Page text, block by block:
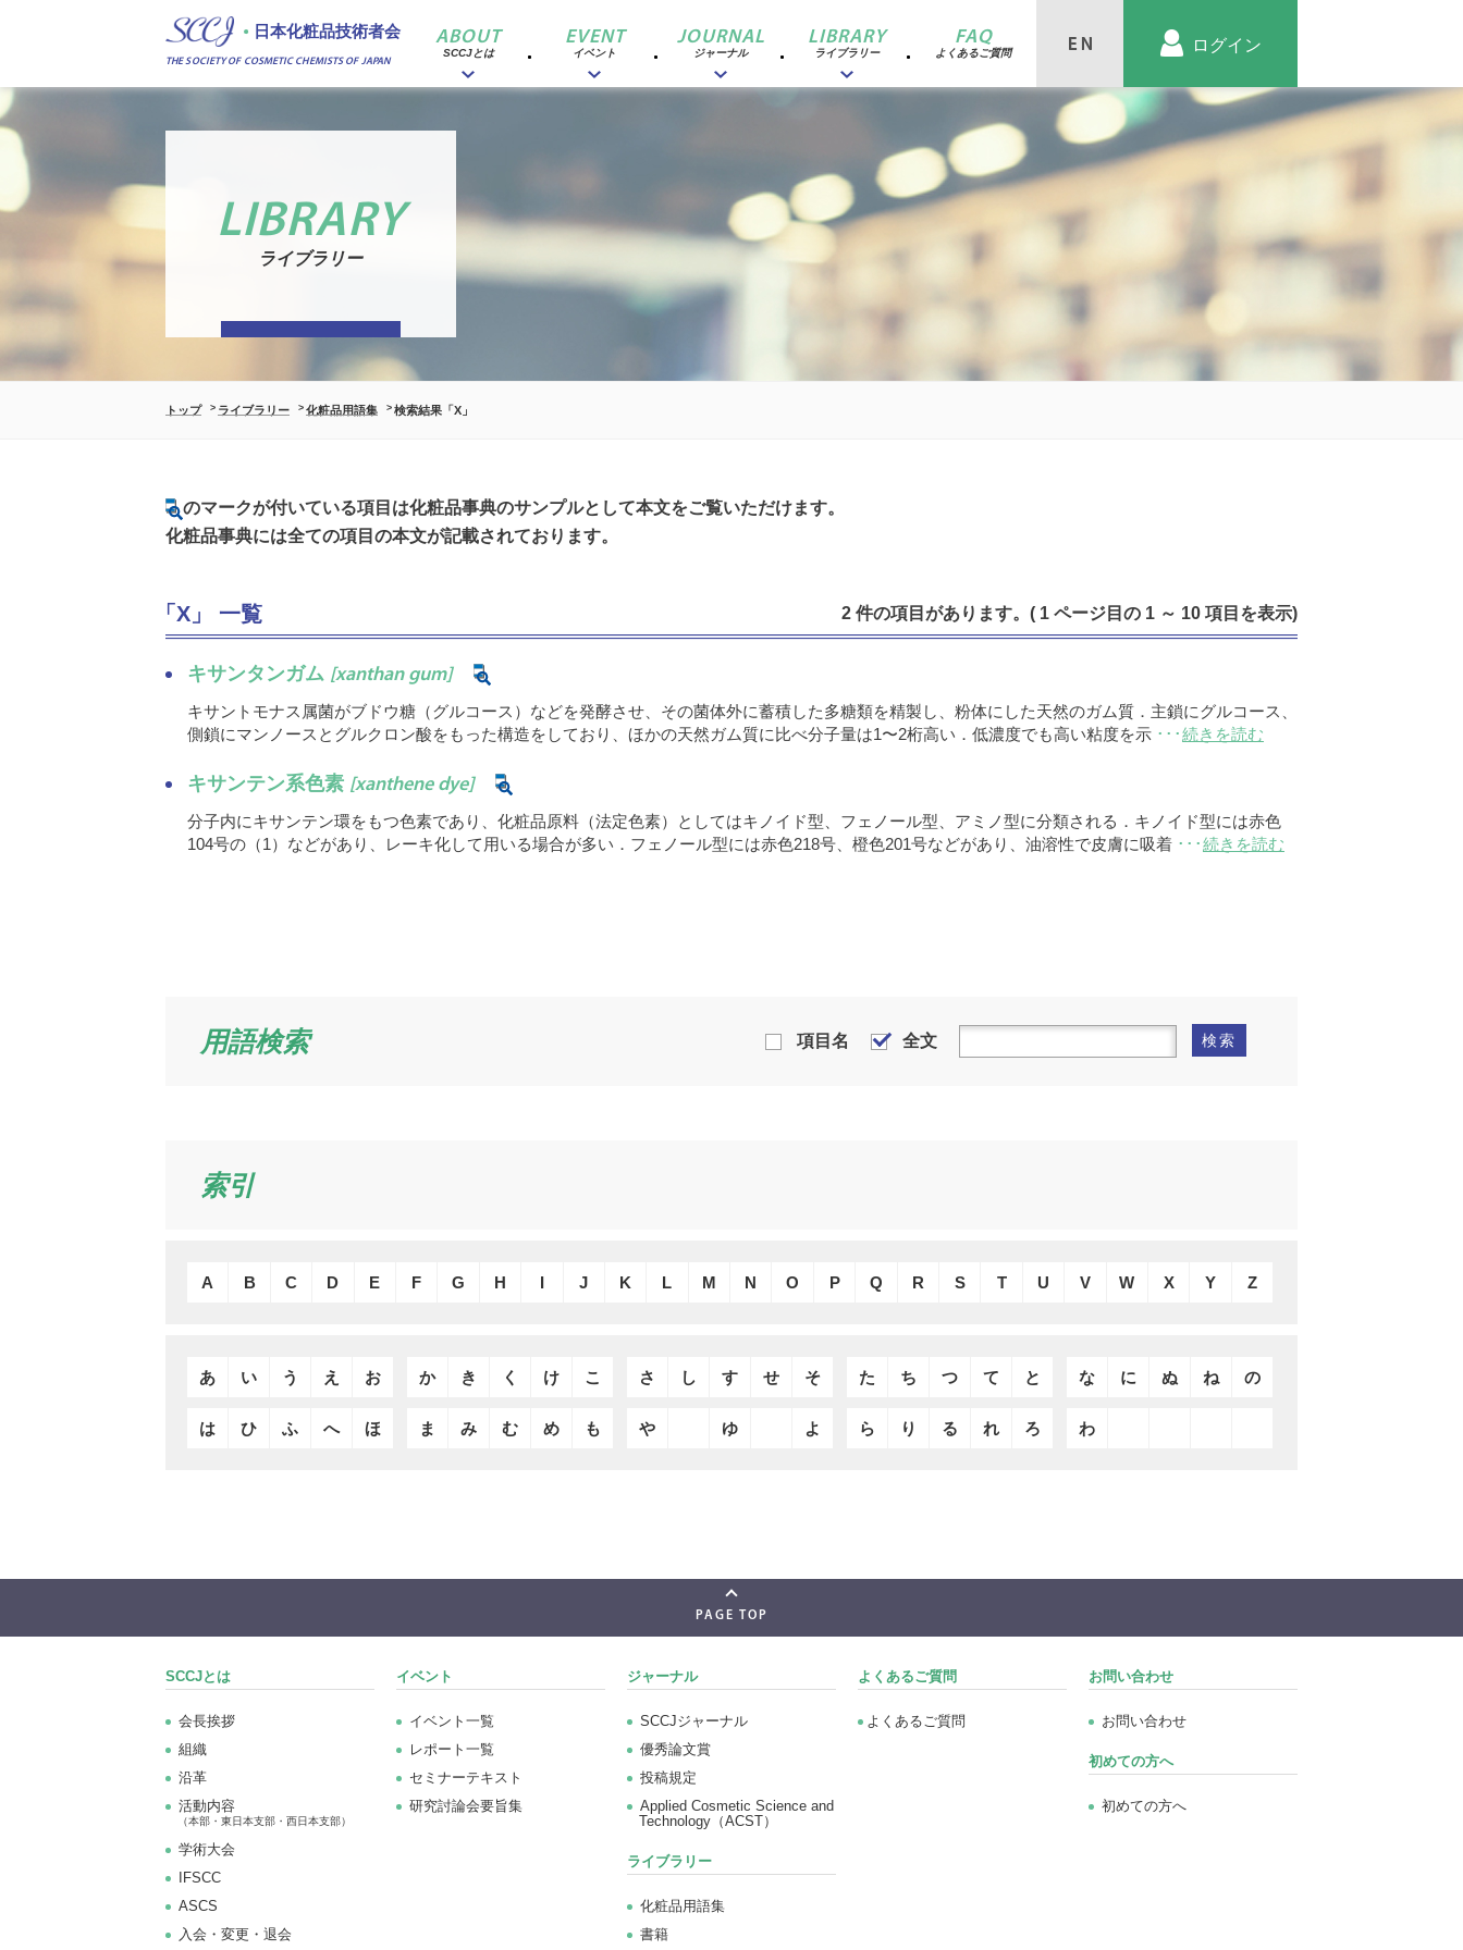
日本化粧品技術者会
THE SOCIETY OF COSMETIC CHEMISTS OF JAPAN
ログイン
ABOUT
SCCJとは
EVENT
イベント
JOURNAL
ジャーナル
LIBRARY
ライブラリー
FAQ
よくあるご質問
LIBRARY
ライブラリー
トップ ライブラリー 化粧品用語集 検索結果「X」
のマークが付いている項目は化粧品事典のサンプルとして本文をご覧いただけます。
化粧品事典には全ての項目の本文が記載されております。
「X」 一覧 2 件の項目があります。( 1 ページ目の 1 ～ 10 項目を表示)
キサンタンガム [xanthan gum]
キサントモナス属菌がブドウ糖（グルコース）などを発酵させ、その菌体外に蓄積した多糖類を精製し、粉体にした天然のガム質．主鎖にグルコース、
側鎖にマンノースとグルクロン酸をもった構造をしており、ほかの天然ガム質に比べ分子量は1〜2桁高い．低濃度でも高い粘度を示 ･･･続きを読む
キサンテン系色素 [xanthene dye]
分子内にキサンテン環をもつ色素であり、化粧品原料（法定色素）としてはキノイド型、フェノール型、アミノ型に分類される．キノイド型には赤色
104号の（1）などがあり、レーキ化して用いる場合が多い．フェノール型には赤色218号、橙色201号などがあり、油溶性で皮膚に吸着 ･･･続きを読む
用語検索 項目名 全文 検索
索引
A B C D E F G H I J K L M N O P Q R S T U V W X Y Z
あ い う え お か き く け こ さ し す せ そ た ち つ て と な に ぬ ね の
は ひ ふ へ ほ ま み む め も や ゆ よ ら り る れ ろ わ
PAGE TOP
SCCJとは
会長挨拶
組織
沿革
活動内容
（本部・東日本支部・西日本支部）
学術大会
IFSCC
ASCS
⼊会・変更・退会
イベント
イベント一覧
レポート一覧
セミナーテキスト
研究討論会要旨集
ジャーナル
SCCJジャーナル
優秀論文賞
投稿規定
Applied Cosmetic Science and
Technology（ACST）
ライブラリー
化粧品用語集
書籍
よくあるご質問
よくあるご質問
お問い合わせ
お問い合わせ
初めての方へ
初めての方へ